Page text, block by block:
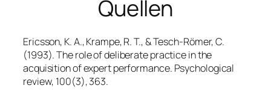
Quellen
Ericsson, K. A., Krampe, R. T., & Tesch-Römer, C.
(1993). The role of deliberate practice in the
acquisition of expert performance. Psychological
review, 100(3), 363.